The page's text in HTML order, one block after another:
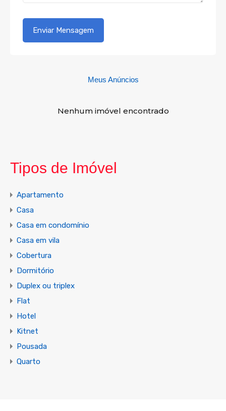
Meus Anúncios
Nenhum imóvel encontrado
Tipos de Imóvel
Apartamento
Casa
Casa em condomínio
Casa em vila
Cobertura
Dormitório
Duplex ou triplex
Flat
Hotel
Kitnet
Pousada
Quarto